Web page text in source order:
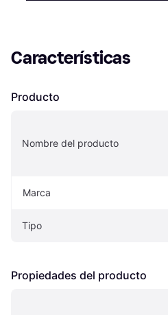
Características
Producto
Nombre del producto
Marca
Tipo
Propiedades del producto